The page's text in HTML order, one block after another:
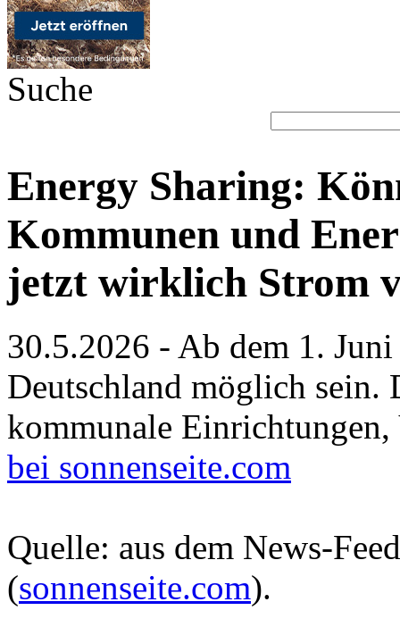
Suche
Energy Sharing:
Kommunen und
jetzt wirklich Strom
30.5.2026 - Ab dem 1.
Deutschland möglich sein.
kommunale
bei sonnenseite.com
Quelle: aus dem News-
(sonnenseite.com).